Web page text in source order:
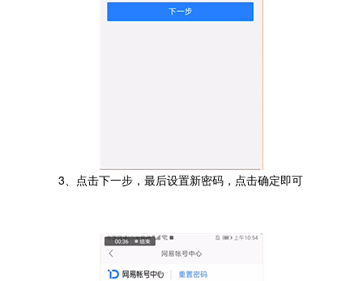
3、点击下一步，最后设置新密码，点击确定即可